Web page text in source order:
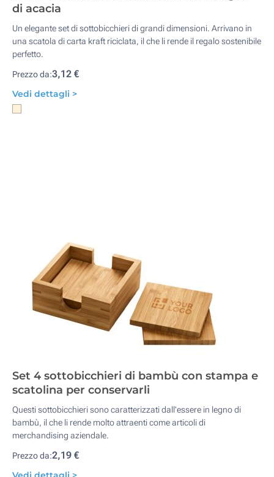
di acacia
Un elegante set di sottobicchieri di grandi dimensioni. Arrivano in
una scatola di carta kraft riciclata, il che li rende il regalo sostenibile
perfetto.
Prezzo da:3,12 €
Vedi dettagli >
Set 4 sottobicchieri di bambù con stampa e
scatolina per conservarli
Questi sottobicchieri sono caratterizzati dall'essere in legno di
bambù, il che li rende molto attraenti come articoli di
merchandising aziendale.
Prezzo da:2,19 €